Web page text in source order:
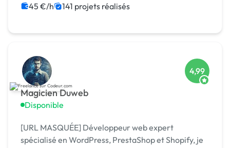
Migration ou refonte de site
45 €/h 141 projets réalisés
Magicien Duweb
Disponible
4,99
[URL MASQUÉE] Développeur web expert
spécialisé en WordPress, PrestaShop et Shopify, je